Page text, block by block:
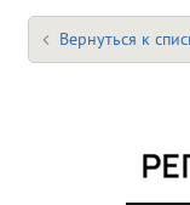
Вернуться к